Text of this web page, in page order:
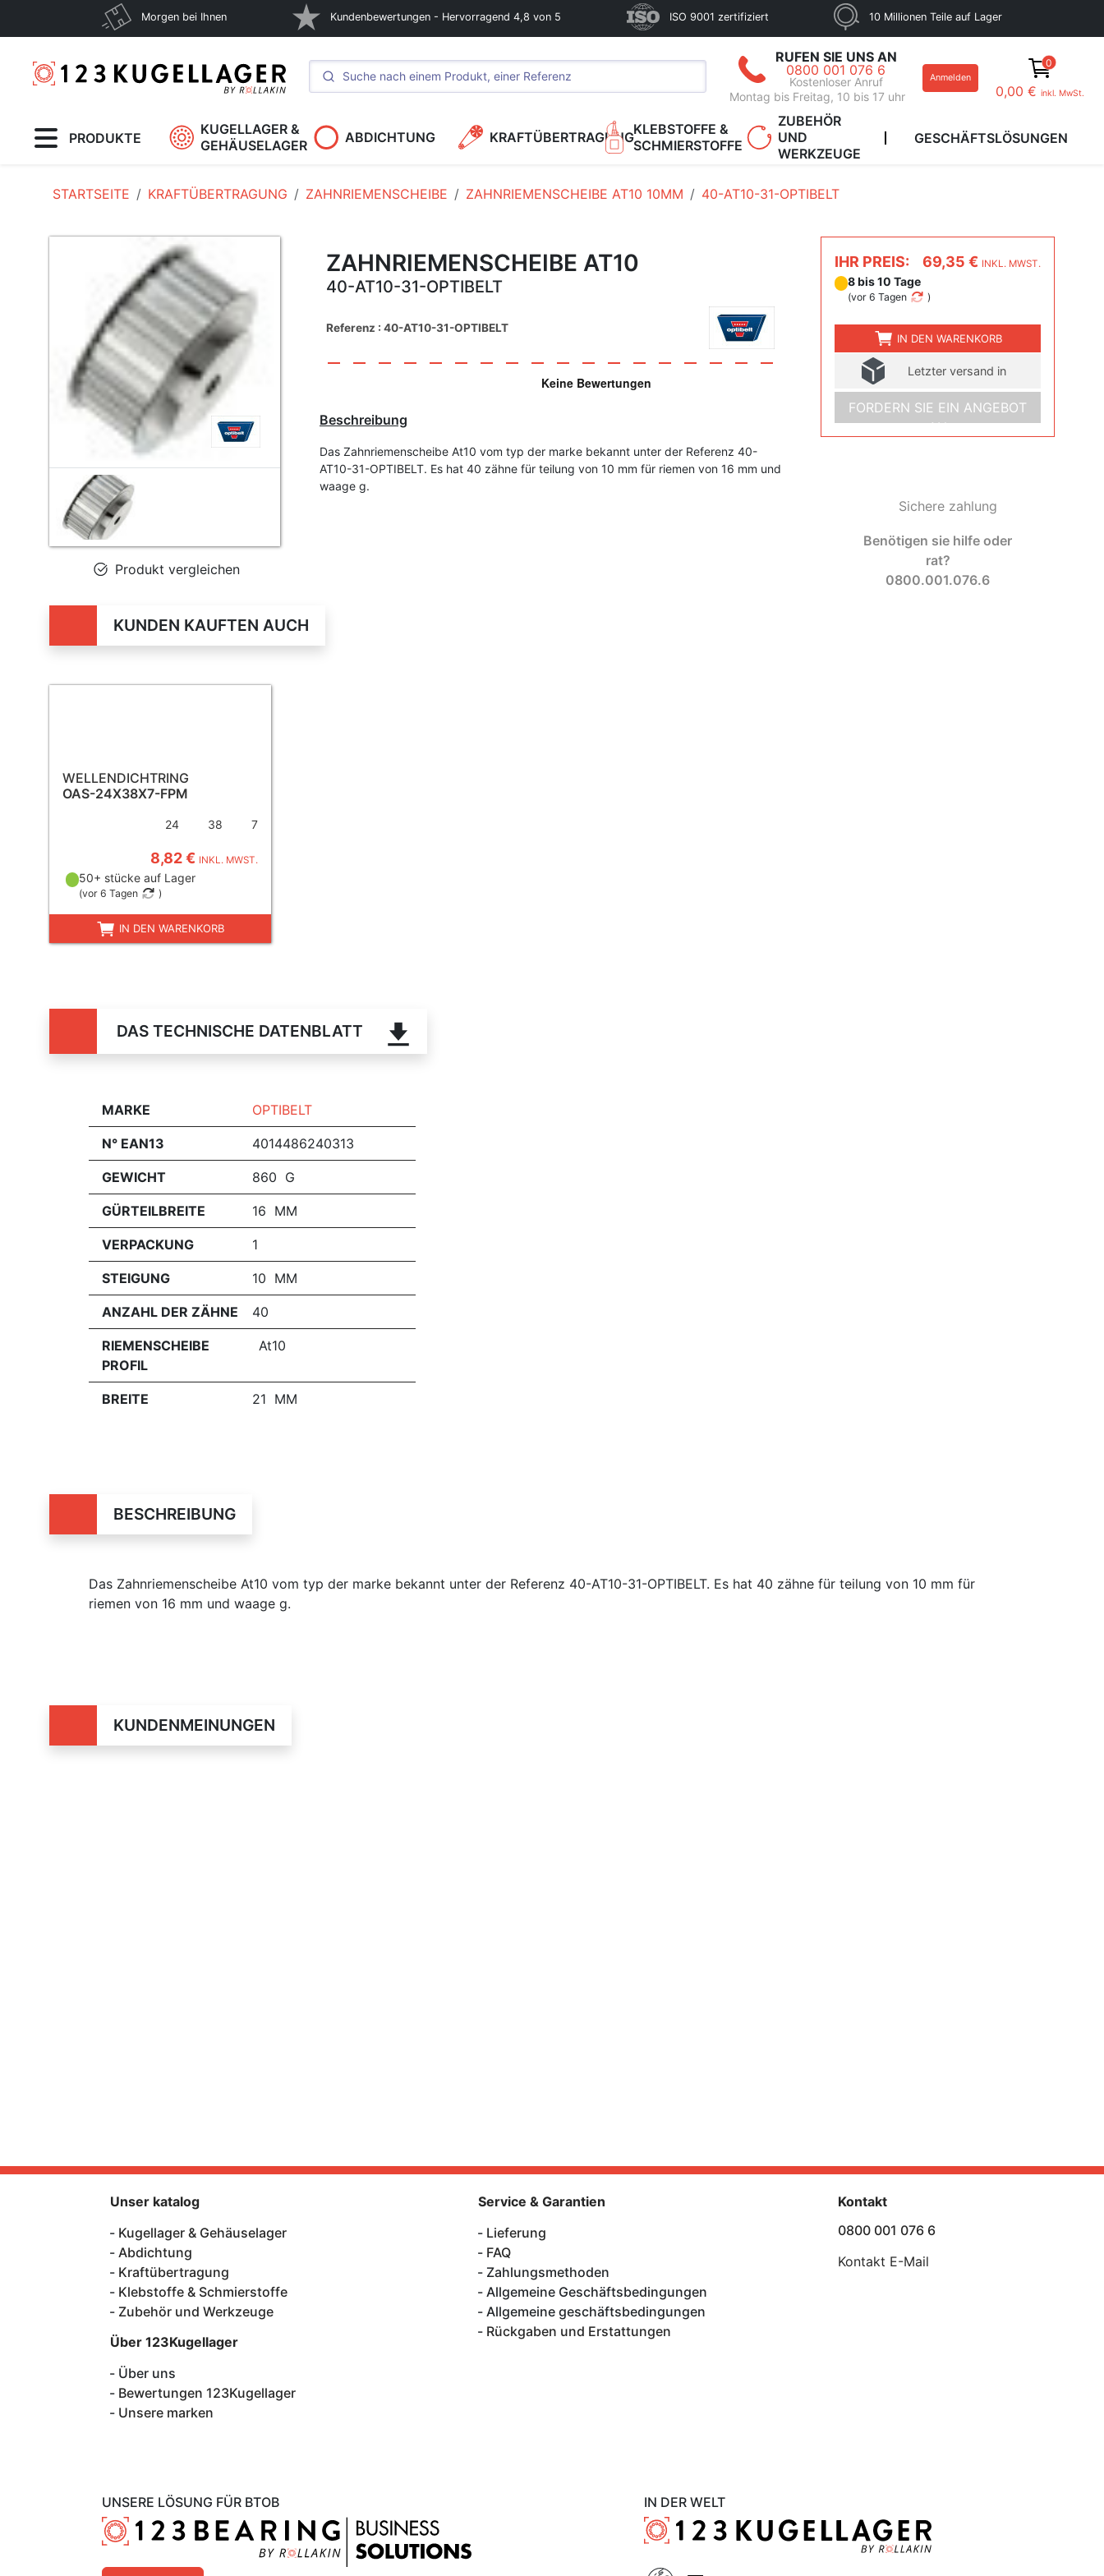
Morgen bei Ihnen Kundenbewertungen - Hervorragend 4,8 von 5 ISO 9001 zertifiziert 10 Millionen Teile auf Lager
RUFEN SIE UNS AN
0800 001 076 6
Kostenloser Anruf
Montag bis Freitag, 10 bis 17 uhr
Anmelden
0
0,00 € inkl. MwSt.
PRODUKTE
KUGELLAGER &
GEHÄUSELAGER
ABDICHTUNG KRAFTÜBERTRAGUNGKLEBSTOFFE &
SCHMIERSTOFFE
ZUBEHÖR
UND
WERKZEUGE
GESCHÄFTSLÖSUNGEN
STARTSEITE KRAFTÜBERTRAGUNG ZAHNRIEMENSCHEIBE ZAHNRIEMENSCHEIBE AT10 10MM 40-AT10-31-OPTIBELT
Produkt vergleichen
ZAHNRIEMENSCHEIBE AT10
40-AT10-31-OPTIBELT
Referenz : 40-AT10-31-OPTIBELT
Beschreibung
Das Zahnriemenscheibe At10 vom typ der marke bekannt unter der Referenz 40-
AT10-31-OPTIBELT. Es hat 40 zähne für teilung von 10 mm für riemen von 16 mm und
waage g.
IHR PREIS: 69,35 € INKL. MWST.
8 bis 10 Tage
(vor 6 Tagen )
IN DEN WARENKORB
Letzter versand in
FORDERN SIE EIN ANGEBOT
AN
Sichere zahlung
Benötigen sie hilfe oder
rat?
0800.001.076.6
KUNDEN KAUFTEN AUCH
WELLENDICHTRING
OAS-24X38X7-FPM
24 38 7
8,82 € INKL. MWST.
50+ stücke auf Lager
(vor 6 Tagen )
IN DEN WARENKORB
DAS TECHNISCHE DATENBLATT
MARKE OPTIBELT
N° EAN13 4014486240313
GEWICHT 860 G
GÜRTEILBREITE 16 MM
VERPACKUNG 1
STEIGUNG 10 MM
ANZAHL DER ZÄHNE 40
RIEMENSCHEIBE
PROFIL
At10
BREITE 21 MM
BESCHREIBUNG
Das Zahnriemenscheibe At10 vom typ der marke bekannt unter der Referenz 40-AT10-31-OPTIBELT. Es hat 40 zähne für teilung von 10 mm für
riemen von 16 mm und waage g.
KUNDENMEINUNGEN
UNSERE LÖSUNG FÜR BTOB
Unser katalog
Kugellager & Gehäuselager
Abdichtung
Kraftübertragung
Klebstoffe & Schmierstoffe
Zubehör und Werkzeuge
Über 123Kugellager
Über uns
Bewertungen 123Kugellager
Unsere marken
Service & Garantien
Lieferung
FAQ
Zahlungsmethoden
Allgemeine Geschäftsbedingungen
Allgemeine geschäftsbedingungen
Rückgaben und Erstattungen
Kontakt
0800 001 076 6
Kontakt E-Mail
IN DER WELT